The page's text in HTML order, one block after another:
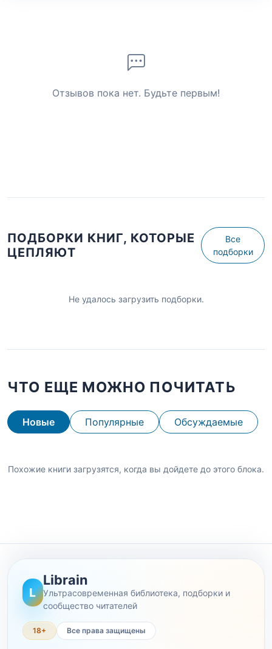
Отзывов пока нет. Будьте первым!
ПОДБОРКИ КНИГ, КОТОРЫЕ
ЦЕПЛЯЮТ
Все
подборки
Не удалось загрузить подборки.
ЧТО ЕЩЕ МОЖНО ПОЧИТАТЬ
Новые Популярные Обсуждаемые
Похожие книги загрузятся, когда вы дойдете до этого блока.
L
Librain
Ультрасовременная библиотека, подборки и
сообщество читателей
18+ Все права защищены